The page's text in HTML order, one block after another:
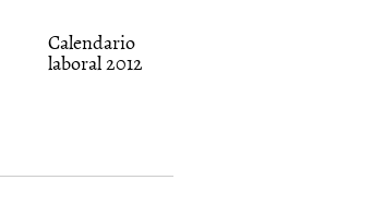
Calendario
laboral 2012